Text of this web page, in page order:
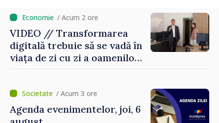
/ Acum 2 ore
VIDEO // Transformarea
digitală trebuie să se vadă în
viața de zi cu zi a oamenilor
premierul Vasile Tofan, în
vizită la AGE
/ Acum 3 ore
Agenda evenimentelor, joi, 6